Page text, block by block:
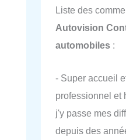
Liste des
Autovision
automobiles :
- Super accueil
professionnel et
j'y passe mes
depuis des